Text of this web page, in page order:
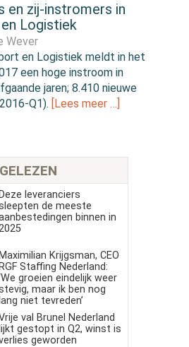
en zij-instromers in
Logistiek
Wever
en Logistiek meldt in het
een hoge instroom in
jaren; 8.410 nieuwe
Q1).
[Lees meer …]
Deze leveranciers
de meeste
binnen in
Maximilian Krijgsman, CEO
RGF Staffing Nederland:
groeien eindelijk weer
maar ik ben nog
lang niet tevreden’
val Brunel Nederland
lijkt gestopt in Q2, winst is
geworden